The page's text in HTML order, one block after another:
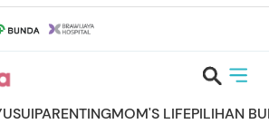
PARENTINGMOM'S LIFEPILIHAN